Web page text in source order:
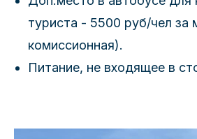
туриста - 5500 руб/чел за
комиссионная).
Питание, не входящее в